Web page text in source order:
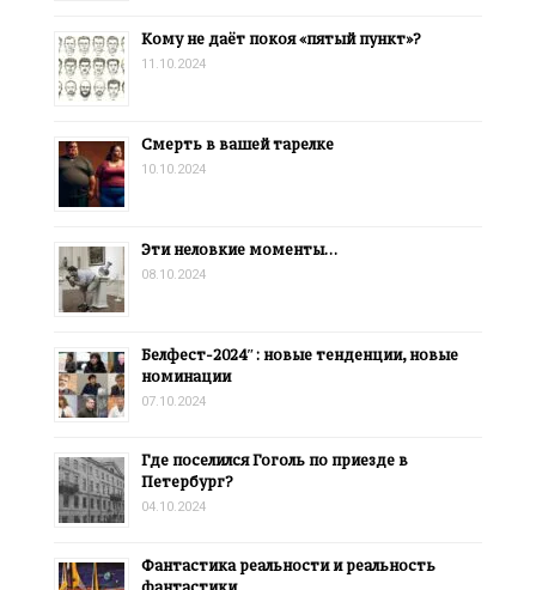
Кому не даёт покоя «пятый пункт»?
11.10.2024
Смерть в вашей тарелке
10.10.2024
Эти неловкие моменты…
08.10.2024
Белфест-2024″: новые тенденции, новые
номинации
07.10.2024
Где поселился Гоголь по приезде в
Петербург?
04.10.2024
Фантастика реальности и реальность